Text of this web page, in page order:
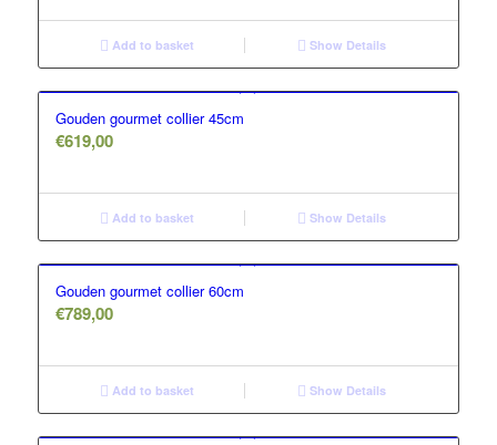
Add to basket Show Details
Gouden gourmet collier 45cm
€619,00
Add to basket Show Details
Gouden gourmet collier 60cm
€789,00
Add to basket Show Details